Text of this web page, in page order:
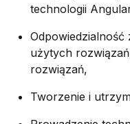
technologii
Odpowiedzialność
użytych
rozwiązań,
Tworzenie i